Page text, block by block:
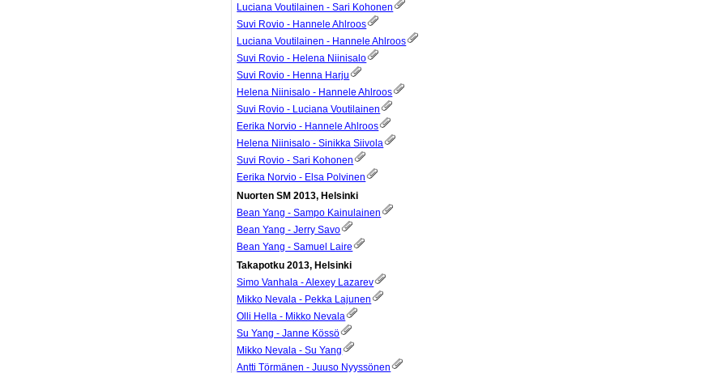
Luciana Voutilainen - Sari Kohonen
Suvi Rovio - Hannele Ahlroos
Luciana Voutilainen - Hannele Ahlroos
Suvi Rovio - Helena Niinisalo
Suvi Rovio - Henna Harju
Helena Niinisalo - Hannele Ahlroos
Suvi Rovio - Luciana Voutilainen
Eerika Norvio - Hannele Ahlroos
Helena Niinisalo - Sinikka Siivola
Suvi Rovio - Sari Kohonen
Eerika Norvio - Elsa Polvinen
Nuorten SM 2013, Helsinki
Bean Yang - Sampo Kainulainen
Bean Yang - Jerry Savo
Bean Yang - Samuel Laire
Takapotku 2013, Helsinki
Simo Vanhala - Alexey Lazarev
Mikko Nevala - Pekka Lajunen
Olli Hella - Mikko Nevala
Su Yang - Janne Kössö
Mikko Nevala - Su Yang
Antti Törmänen - Juuso Nyyssönen